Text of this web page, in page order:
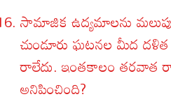
సామాజిక ఉద్యమాలను
చుండూరు ఘటనల మీద
రాలేదు. ఇంతకాలం తరవాత
అనిపించింది?